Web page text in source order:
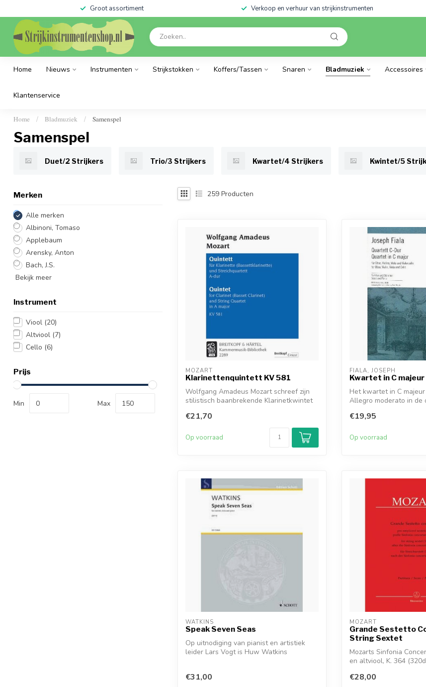
Groot assortiment Verkoop en verhuur van strijkinstrumenten
Home Nieuws Instrumenten Strijkstokken Koffers/Tassen Snaren Bladmuziek Accessoires
Klantenservice
Home / Bladmuziek / Samenspel
Samenspel
Duet/2 Strijkers Trio/3 Strijkers Kwartet/4 Strijkers Kwintet/5
Merken
Alle merken
Albinoni, Tomaso
Applebaum
Arensky, Anton
Bach, J.S.
Bekijk meer
Instrument
Viool (20)
Altviool (7)
Cello (6)
Prijs
Min Max
259 Producten
MOZART
Klarinettenquintett KV 581
Wolfgang Amadeus Mozart schreef zijn
stilistisch baanbrekende Klarinetkwintet
€21,70
Op voorraad
FIALA, JOSEPH
Kwartet in C majeur
Het kwartet in C
Allegro moderato in de
€19,95
Op voorraad
WATKINS
Speak Seven Seas
Op uitnodiging van pianist en artistiek
leider Lars Vogt is Huw Watkins
€31,00
MOZART
Grande Sestetto
String Sextet
Mozarts Sinfonia
en altviool, K. 364
€28,00